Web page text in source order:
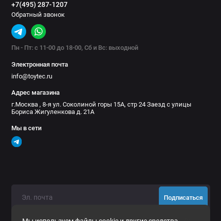
Материал: пластик
Цвет: хаки
Степень влагозащиты: IP67
Видеообзор защитного кейса РИФ WR-07
+7(495) 287-1207
Обратный звонок
Пн - Пт: с 11-00 до 18-00, Сб и Вс: выходной
Электронная почта
info@toytec.ru
Адрес магазина
г.Москва , 8-я ул. Соколиной горы 15А, стр 24 Заезд с улицы
Бориса Жигуленкова д. 21А
Мы в сети
Подписаться
Нажимая на кнопку «Подписаться», Вы даетесогласие на